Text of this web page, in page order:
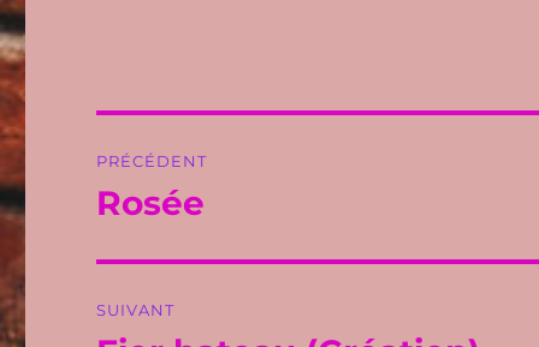
de
PRÉCÉDENT
Publication
Rosée
SUIVANT